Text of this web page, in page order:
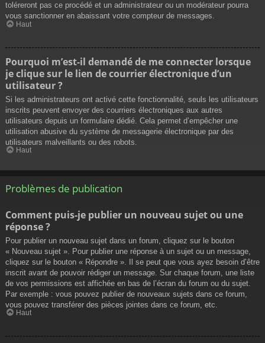
toléreront pas ce procédé et un administrateur ou un modérateur pourra
vous sanctionner en abaissant votre compteur de messages.
Haut
Pourquoi m’est-il demandé de me connecter lorsque
je clique sur le lien de courrier électronique d’un
utilisateur ?
Si les administrateurs ont activé cette fonctionnalité, seuls les utilisateurs
inscrits peuvent envoyer des courriers électroniques aux autres
utilisateurs depuis un formulaire dédié. Cela permet d’empêcher une
utilisation abusive du système de messagerie électronique par des
utilisateurs malveillants ou des robots.
Haut
Problèmes de publication
Comment puis-je publier un nouveau sujet ou une
réponse ?
Pour publier un nouveau sujet dans un forum, cliquez sur le bouton
« Nouveau sujet ». Pour publier une réponse à un sujet ou un message,
cliquez sur le bouton « Répondre ». Il se peut que vous ayez besoin d’être
inscrit avant de pouvoir rédiger un message. Sur chaque forum, une liste
de vos permissions est affichée en bas de l’écran du forum ou du sujet.
Par exemple : vous pouvez publier de nouveaux sujets dans ce forum,
vous pouvez transférer des pièces jointes dans ce forum, etc.
Haut